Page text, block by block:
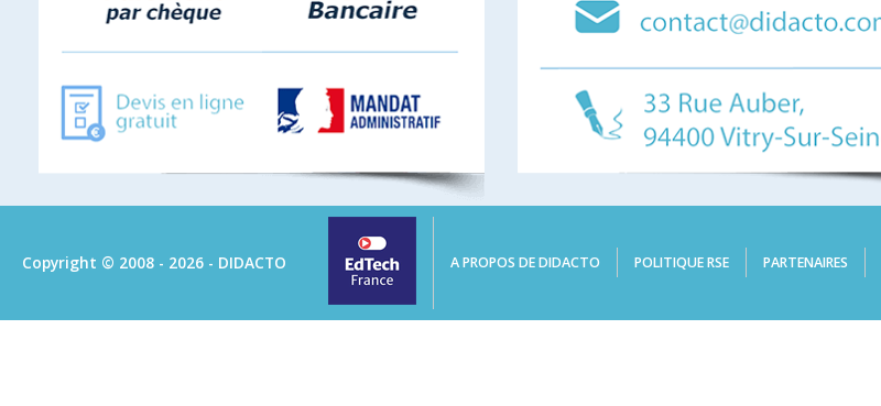
Copyright © 2008 - 2026 - DIDACTO A PROPOS DE DIDACTO POLITIQUE RSE PARTENAIRES